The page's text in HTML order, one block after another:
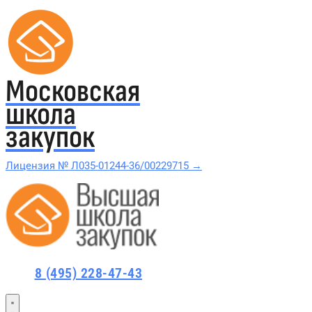
Московская
школа
закупок
Лицензия № Л035-01244-36/00229715 →
Проверить в реестре Рособрнадзора →
Курсы по 44-ФЗ
8 (495) 228-47-43